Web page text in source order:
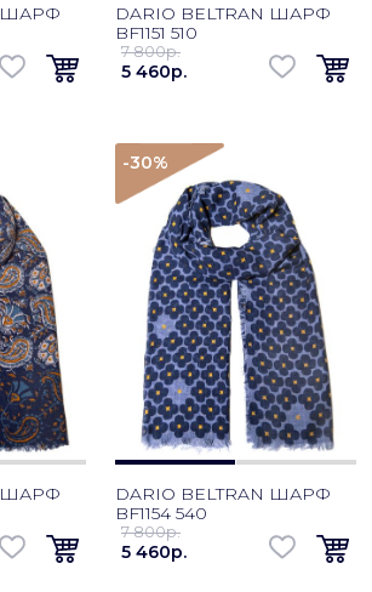
ШАРФ
DARIO BELTRAN ШАРФ
BF1151 510
7 800p.
5 460p.
ШАРФ
-30%
DARIO BELTRAN ШАРФ
BF1154 540
7 800p.
5 460p.